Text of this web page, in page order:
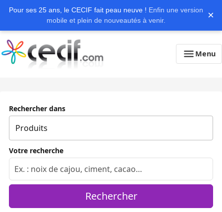
Pour ses 25 ans, le CECIF fait peau neuve ! Enfin une version
mobile et plein de nouveautés à venir.
×
Menu
Rechercher dans
Votre recherche
Rechercher